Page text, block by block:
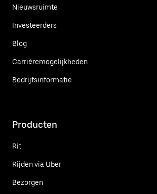
Nieuwsruimte
Investeerders
Blog
Carrièremogelijkheden
Bedrijfsinformatie
Producten
Rit
Rijden via Uber
Bezorgen